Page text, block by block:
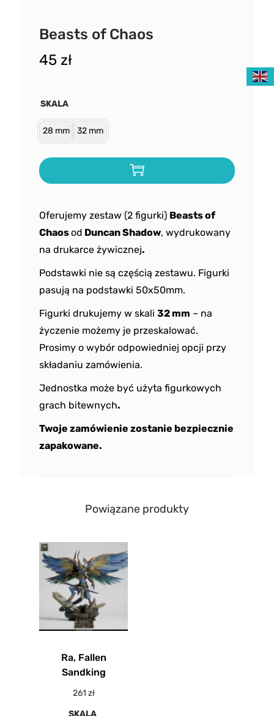
Beasts of Chaos
45 zł
Oferujemy zestaw (2 figurki) Beasts of
Chaosod Duncan Shadow, wydrukowany
na drukarce żywicznej.
Podstawki nie są częścią zestawu. Figurki
pasują na podstawki 50x50mm.
Figurki drukujemy w skali 32 mm – na
życzenie możemy je przeskalować.
Prosimy o wybór odpowiedniej opcji przy
składaniu zamówienia.
Jednostka może być użyta figurkowych
grach bitewnych.
Twoje zamówienie zostanie bezpiecznie
zapakowane.
SKALA
28 mm 32 mm
Powiązane produkty
Ra, Fallen
Sandking
261 zł
SKALA